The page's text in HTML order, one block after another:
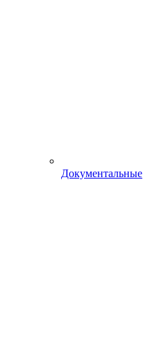
Документальные